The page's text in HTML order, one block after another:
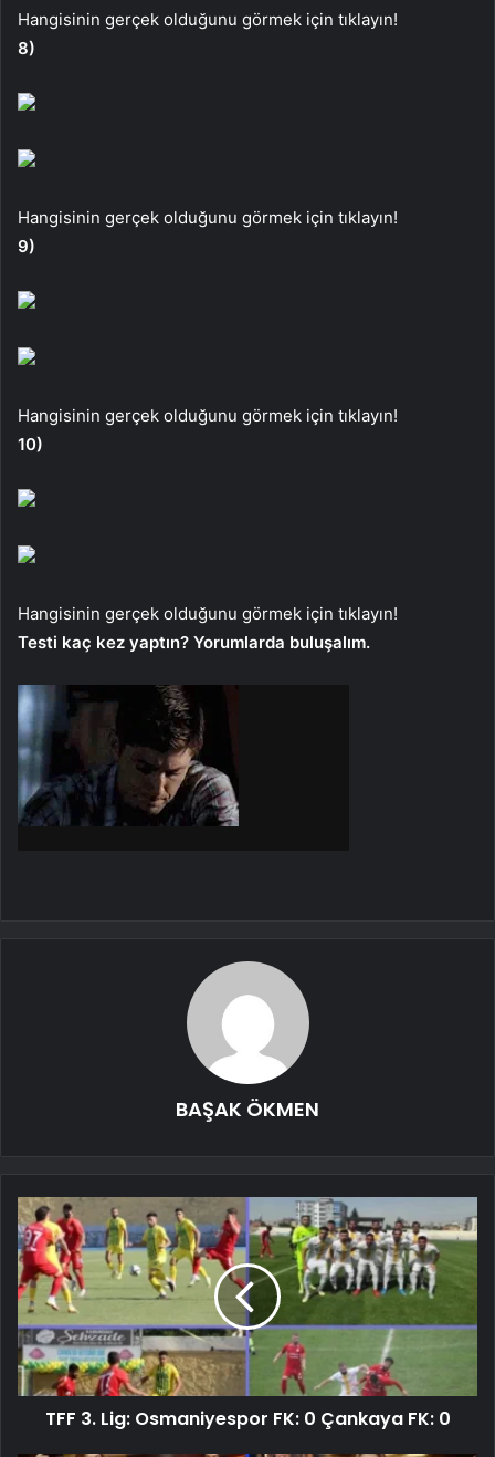
Hangisinin gerçek olduğunu görmek için tıklayın!
8)
Hangisinin gerçek olduğunu görmek için tıklayın!
9)
Hangisinin gerçek olduğunu görmek için tıklayın!
10)
Hangisinin gerçek olduğunu görmek için tıklayın!
Testi kaç kez yaptın? Yorumlarda buluşalım.
BAŞAK ÖKMEN
TFF 3. Lig: Osmaniyespor FK: 0 Çankaya FK: 0